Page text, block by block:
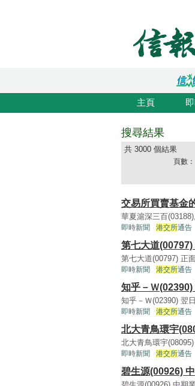
主頁
搜尋結果
共 3000 個結果
頁數：
交易所買賣基金
華夏滬深三百
即時新聞 港交所通告
第七大道
第七大道(00797) 正
即時新聞 港交所通告
知乎－Ｗ
知乎－Ｗ(02390) 翌
即時新聞 港交所通告
北大青鳥環宇
北大青鳥環宇
即時新聞 港交所通告
碧生源(00926)